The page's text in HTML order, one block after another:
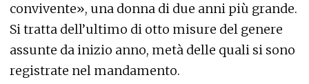
convivente», una donna di due anni più grande.
Si tratta dell’ultimo di otto misure del genere
assunte da inizio anno, metà delle quali si sono
registrate nel mandamento.